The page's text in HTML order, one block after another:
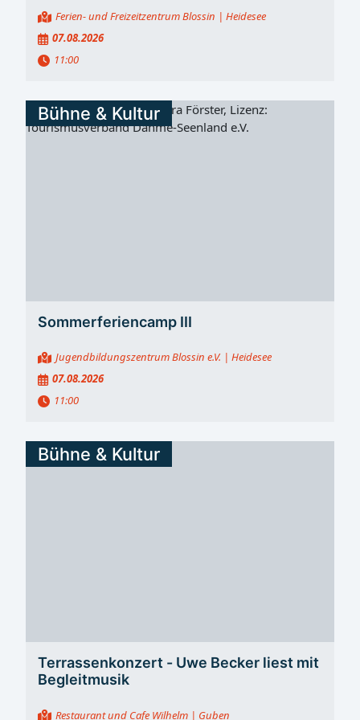
Ferien- und Freizeitzentrum Blossin | Heidesee
07.08.2026
11:00
Bühne & Kultur
Sommerferiencamp III
Jugendbildungszentrum Blossin e.V. | Heidesee
07.08.2026
11:00
Bühne & Kultur
Terrassenkonzert - Uwe Becker liest mit
Begleitmusik
Restaurant und Cafe Wilhelm | Guben